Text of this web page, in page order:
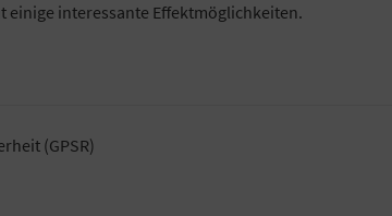
einige interessante Effektmöglichkeiten.
(GPSR)